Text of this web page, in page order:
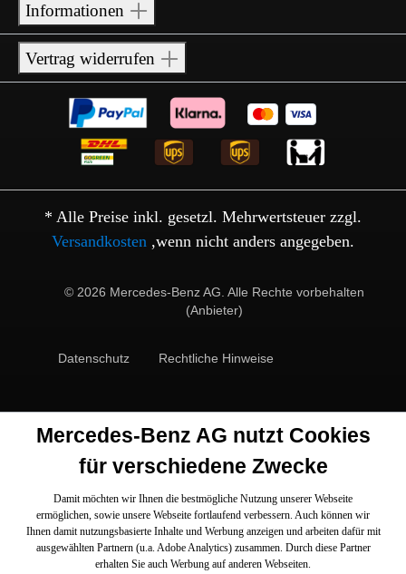
Informationen
Vertrag widerrufen
* Alle Preise inkl. gesetzl. Mehrwertsteuer zzgl.
Versandkosten ,wenn nicht anders angegeben.
© 2026 Mercedes-Benz AG. Alle Rechte vorbehalten
(Anbieter)
Datenschutz Rechtliche Hinweise
Mercedes-Benz AG nutzt Cookies
für verschiedene Zwecke
Damit möchten wir Ihnen die bestmögliche Nutzung unserer Webseite
ermöglichen, sowie unsere Webseite fortlaufend verbessern. Auch können wir
Ihnen damit nutzungsbasierte Inhalte und Werbung anzeigen und arbeiten dafür mit
ausgewählten Partnern (u.a. Adobe Analytics) zusammen. Durch diese Partner
erhalten Sie auch Werbung auf anderen Webseiten.